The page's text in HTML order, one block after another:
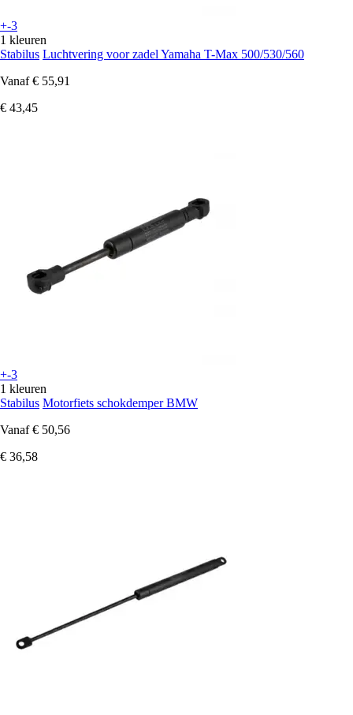
+-3
1 kleuren
Stabilus Luchtvering voor zadel Yamaha T-Max 500/530/560
Vanaf € 55,91
€ 43,45
+-3
1 kleuren
Stabilus Motorfiets schokdemper BMW
Vanaf € 50,56
€ 36,58